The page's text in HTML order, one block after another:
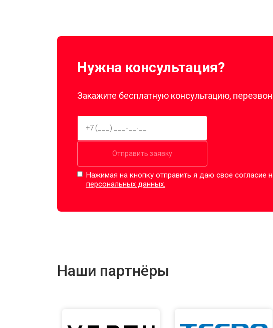
Нужна консультация?
Закажите бесплатную консультацию,
Отправить заявку
Нажимая на кнопку отправить я даю свое согласие
персональных данных.
Наши партнёры